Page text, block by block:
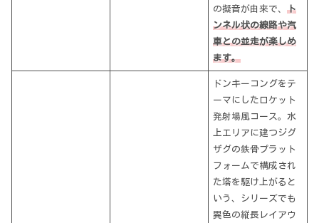
の擬音が由来で、ト
ンネル状の線路や汽
車との並走が楽しめ
ます。
ドンキーコングをテ
ーマにしたロケット
発射場風コース。水
上エリアに建つジグ
ザグの鉄骨プラット
フォームで構成され
た塔を駆け上がると
いう、シリーズでも
異色の縦長レイアウ